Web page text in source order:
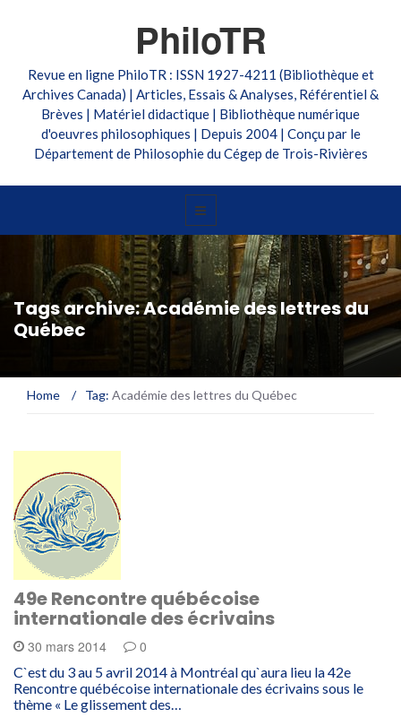
PhiloTR
Revue en ligne PhiloTR : ISSN 1927-4211 (Bibliothèque et
Archives Canada) | Articles, Essais & Analyses, Référentiel &
Brèves | Matériel didactique | Bibliothèque numérique
d'oeuvres philosophiques | Depuis 2004 | Conçu par le
Département de Philosophie du Cégep de Trois-Rivières
Tags archive: Académie des lettres du
Québec
Home / Tag: Académie des lettres du Québec
49e Rencontre québécoise
internationale des écrivains
30 mars 2014 0
C`est du 3 au 5 avril 2014 à Montréal qu`aura lieu la 42e
Rencontre québécoise internationale des écrivains sous le
thème « Le glissement des…